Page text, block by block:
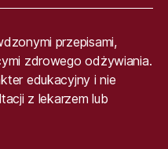
przepisami,
zdrowego odżywiania.
edukacyjny i nie
z lekarzem lub